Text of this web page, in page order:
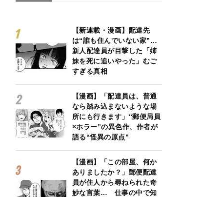
【新連載・漫画】配達先
は“誰も住んでいない家”…
新人配達員が目撃した「姉
妹を死に追いやった」むご
すぎる真相
【漫画】「配達員は、普通
なら踏み込まないような場
所にも行きます」“郵便局員
×ホラー”の異色作、作者が
語る“怪異の原点”
【漫画】「この部屋、何か
ありましたか？」郵便配達
員が住人から尋ねられた奇
妙な言葉… 仕事の中で知